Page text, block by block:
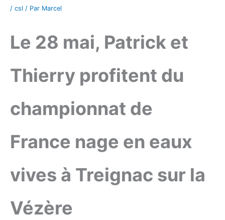
/ csl / Par Marcel
Le 28 mai, Patrick et
Thierry profitent du
championnat de
France nage en eaux
vives à Treignac sur la
Vézère